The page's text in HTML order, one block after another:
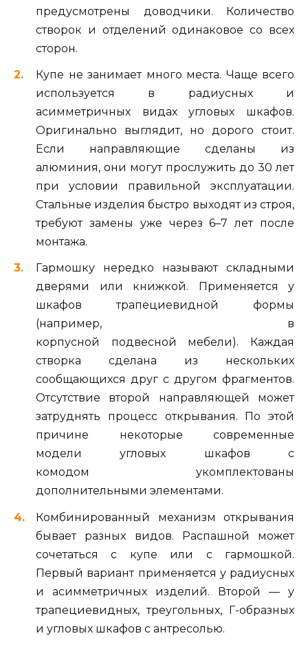
предусмотрены доводчики. Количество
створок и отделений одинаковое со всех
сторон.
Купе не занимает много места. Чаще всего
используется в радиусных и
асимметричных видах угловых шкафов.
Оригинально выглядит, но дорого стоит.
Если направляющие сделаны из
алюминия, они могут прослужить до 30 лет
при условии правильной эксплуатации.
Стальные изделия быстро выходят из строя,
требуют замены уже через 6–7 лет после
монтажа.
Гармошку нередко называют складными
дверями или книжкой. Применяется у
шкафов трапециевидной формы
(например, в
корпусной подвесной мебели). Каждая
створка сделана из нескольких
сообщающихся друг с другом фрагментов.
Отсутствие второй направляющей может
затруднять процесс открывания. По этой
причине некоторые современные
модели угловых шкафов с
комодом укомплектованы
дополнительными элементами.
Комбинированный механизм открывания
бывает разных видов. Распашной может
сочетаться с купе или с гармошкой.
Первый вариант применяется у радиусных
и асимметричных изделий. Второй — у
трапециевидных, треугольных, Г-образных
и угловых шкафов с антресолью.